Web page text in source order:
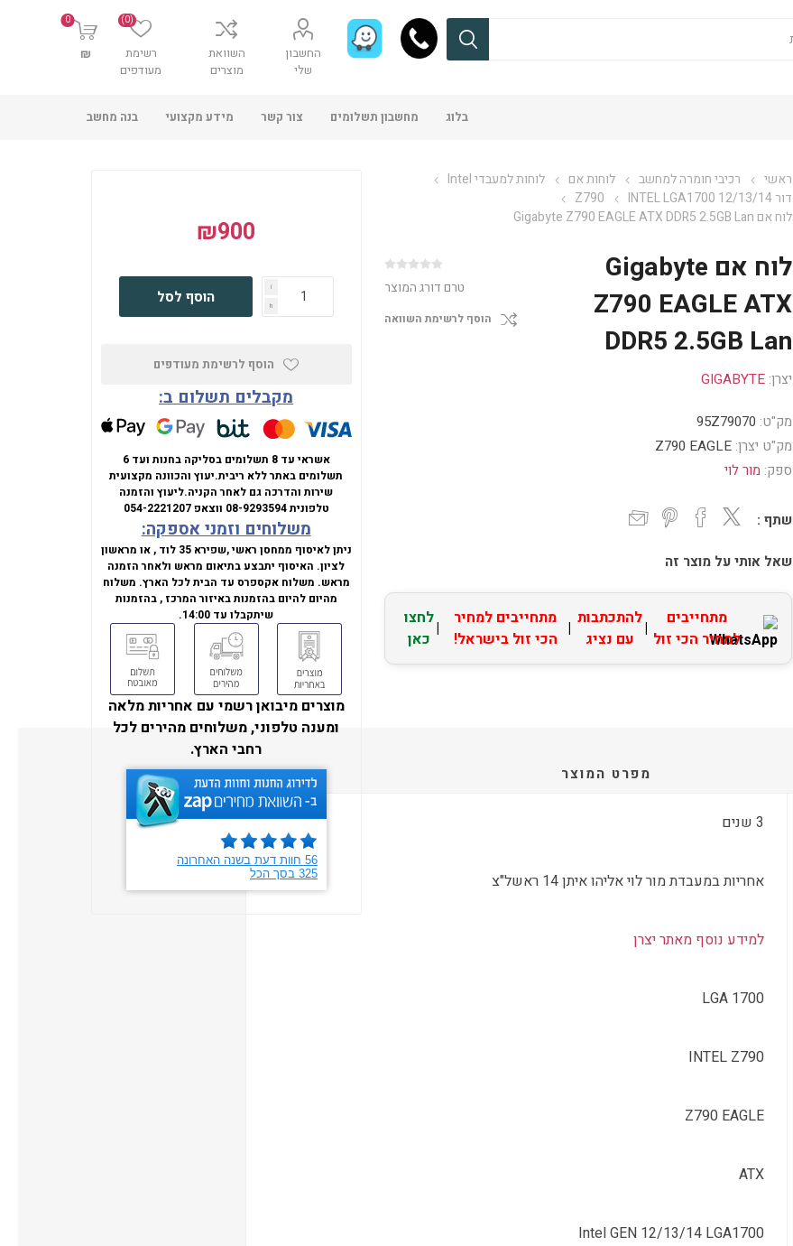
החשבון
שלי
השוואת
מוצרים
רשימת
מעודפים
(0)
0
₪
בלוג מחשבון תשלומים צור קשר מידע מקצועי בנה מחשב
ראשי רכיבי חומרה למחשב לוחות אם
לוחות למעבדי Intel
דור 12/13/14 INTEL LGA1700
Z790
לוח אם Gigabyte Z790 EAGLE ATX DDR5 2.5GB Lan
לוח אם Gigabyte
Z790 EAGLE ATX
DDR5 2.5GB Lan
יצרן: GIGABYTE
טרם דורג המוצר
הוסף לרשימת השוואה
מק"ט: 95Z79070
מק"ט יצרן: Z790 EAGLE
ספק: מור לוי
שתף :
שאל אותי על מוצר זה
מתחייבים
למחיר הכי זול |להתכתבות
עם נציג
| מתחייבים למחיר
הכי זול בישראל!
|לחצו
כאן
₪900
i
h הוסף לסל
הוסף לרשימת מעודפים
מקבלים תשלום ב:
אשראי עד 8 תשלומים בסליקה בחנות ועד 6
תשלומים באתר ללא ריבית.יעוץ והכוונה מקצועית
שירות והדרכה גם לאחר הקניה.ליעוץ והזמנה
טלפונית08-9293594 ווצאפ054-2221207
משלוחים וזמני אספקה:
ניתן לאיסוף ממחסן ראשי ,שפירא 35 לוד , או מראשון
לציון. האיסוף יתבצע בתיאום מראש ולאחר הזמנה
מראש. משלוח אקספרס עד הבית לכל הארץ. משלוח
מהיום להיום בהזמנות באיזור המרכז , בהזמנות
שיתקבלו עד 14:00.
מוצרים מיבואן רשמי עם אחריות מלאה
ומענה טלפוני, משלוחים מהירים לכל
רחבי הארץ.
מפרט המוצר
3 שנים
אחריות במעבדת מור לוי אליהו איתן 14 ראשל"צ
למידע נוסף מאתר יצרן
LGA 1700
INTEL Z790
Z790 EAGLE
ATX
Intel GEN 12/13/14 LGA1700